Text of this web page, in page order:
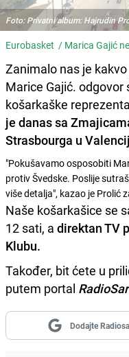
Foto: Privatni album: Hajrudin
Eurobasket / Marica Gajić
Zanimalo nas je
Marice Gajić.
košarkaške
je danas sa
Strasbourga u
"Pokušavamo osposobiti
protiv Švedske. Poslije
više detalja", kazao je Prolić
Naše košarkašice se
12 sati, a direktan TV
Klubu.
Također, bit ćete u
putem portal
Dodajte